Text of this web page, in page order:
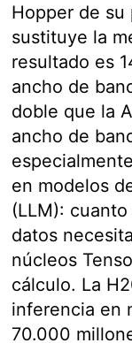
Hopper de su
sustituye la
resultado es
ancho de
doble que la
ancho de
en modelos
(LLM):
datos
núcleos
cálculo. La
inferencia en
70.000